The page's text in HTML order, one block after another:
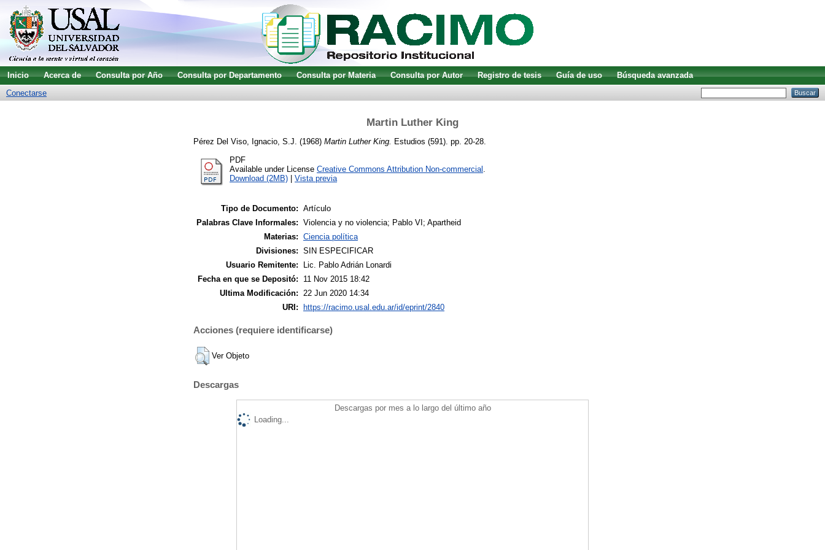
Inicio Acerca de Consulta por Año Consulta por Departamento Consulta por Materia Consulta por Autor Registro de tesis Guía de uso
Búsqueda avanzada
Conectarse
Martin Luther King
Pérez Del Viso, Ignacio, S.J. (1968) Martin Luther King. Estudios (591). pp. 20-28.
PDF
Available under License Creative Commons Attribution Non-commercial .
Download (2MB)
Vista previa
Tipo de Documento: Artículo
Palabras Clave Informales: Violencia y no violencia; Pablo VI; Apartheid
Materias: Ciencia política
Divisiones: SIN ESPECIFICAR
Usuario Remitente:
Lic. Pablo Adrián Lonardi
Fecha en que se Depositó:
11 Nov 2015 18:42
Ultima Modificación: 22 Jun 2020 14:34
URI:
https://racimo.usal.edu.ar/id/eprint/2840
Acciones (requiere identificarse)
Ver Objeto
Descargas
Descargas por mes a lo largo del último año
Loading...